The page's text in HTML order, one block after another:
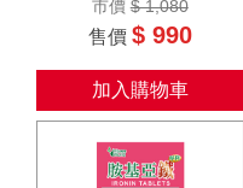
市價 $ 1,080
售價 $ 990
加入購物車